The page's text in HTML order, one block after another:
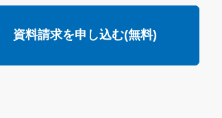
資料請求を申し込む(無料)